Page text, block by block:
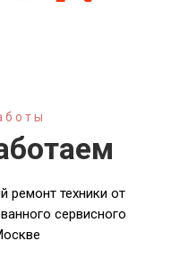
ремонт техники от
сервисного